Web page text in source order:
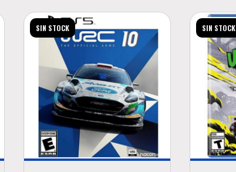
SIN STOCK SIN STOCK